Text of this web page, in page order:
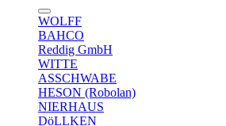
WOLFF
BAHCO
Reddig GmbH
WITTE
ASSCHWABE
HESON (Robolan)
NIERHAUS
DöLLKEN